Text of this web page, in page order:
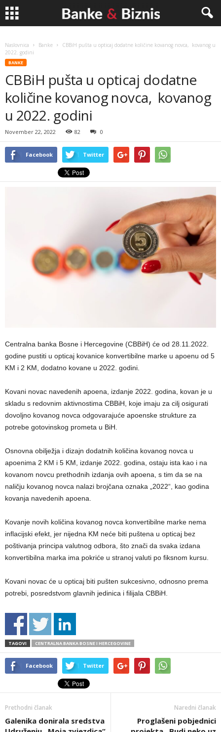
Biznis
Naslovnica Banke
CBBiH pušta u opticaj dodatne količine kovanog novca, kovanog u
2022. godini
BANKE
CBBiH pušta u opticaj dodatne
količine kovanog novca, kovanog
u 2022. godini
November 22, 2022 82 0
Facebook Twitter
Centralna banka Bosne i Hercegovine (CBBiH) će od 28.11.2022.
godine pustiti u opticaj kovanice konvertibilne marke u apoenu od 5
KM i 2 KM, dodatno kovane u 2022. godini.
Kovani novac navedenih apoena, izdanje 2022. godina, kovan je u
skladu s redovnim aktivnostima CBBiH, koje imaju za cilj osigurati
dovoljno kovanog novca odgovarajuće apoenske strukture za
potrebe gotovinskog prometa u BiH.
Osnovna obilježja i dizajn dodatnih količina kovanog novca u
apoenima 2 KM i 5 KM, izdanje 2022. godina, ostaju ista kao i na
kovanom novcu prethodnih izdanja ovih apoena, s tim da se na
naličju kovanog novca nalazi brojčana oznaka „2022“, kao godina
kovanja navedenih apoena.
Kovanje novih količina kovanog novca konvertibilne marke nema
inflacijski efekt, jer nijedna KM neće biti puštena u opticaj bez
poštivanja principa valutnog odbora, što znači da svaka izdana
konvertibilna marka ima pokriće u stranoj valuti po fiksnom kursu.
Kovani novac će u opticaj biti pušten sukcesivno, odnosno prema
potrebi, posredstvom glavnih jedinica i filijala CBBiH.
TAGOVI CENTRALNA BANKA BOSNE I HERCEGOVINE
Facebook Twitter
Prethodni članak
Galenika donirala sredstva
Naredni članak
Proglašeni pobjednici